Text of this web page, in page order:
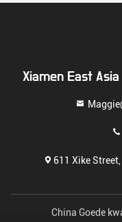
Xiamen East
611 Xike
China Goede